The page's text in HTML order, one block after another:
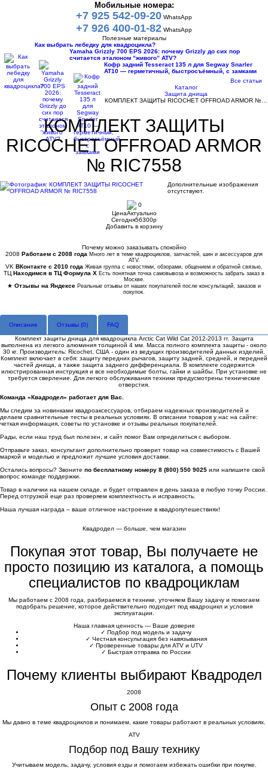
Мобильные номера:
+7 925 542-09-20 WhatsApp
+7 926 400-01-82 WhatsApp
Полезные материалы
Как выбрать лебедку для квадроцикла?
Yamaha Grizzly 700 EPS 2026: почему Grizzly до сих пор
считается эталоном “живого” ATV?
Кофр задний Tesseract 135 л для Segway Snarler
AT10 — герметичный, быстросъёмный, с замками
Все статьи
Каталог
Защита днища
КОМПЛЕКТ ЗАЩИТЫ RICOCHET OFFROAD ARMOR №…
КОМПЛЕКТ ЗАЩИТЫ
RICOCHET OFFROAD ARMOR
№ RIC7558
Дополнительные изображения
отсутствуют.
0
ЦенаАктуально
Сегодня56300p
Добавить в корзину
Почему можно заказывать спокойно
2008 Работаем с 2008 года Много лет в теме квадроциклов, запчастей, шин и аксессуаров для
ATV.
VK ВКонтакте с 2010 года Живая группа с новостями, обзорами, общением и обратной связью.
ТЦ Находимся в ТЦ Формула Х Есть понятная точка самовывоза и возможность забрать заказ в
Москве.
★ Отзывы на Яндексе Реальные отзывы от наших покупателей после консультаций, заказов и
покупок.
Описание Отзывы (0) FAQ
Комплект защиты днища для квадроцикла Arctic Cat Wild Cat 2012-2013 гг. Защита
выполнена из легкого алюминия толщиной 4 мм. Масса полного комплекта защиты - около
30 кг. Производитель: Ricochet, США - один из ведущих производителей данных изделий.
Комплект включает в себя: защиту передних рычагов, защиту задней, средней, и передней
частей днища, а также защита заднего дифференциала. В комплекте содержится
илюстрированная инструкция и все необходимые болты, гайки и шайбы. При установке не
требуется сверление. Для легкого обслуживания техники предусмотрены технические
отверстия.
Команда «Квадродел» работает для Вас.
Мы следим за новинками квадроаксессуаров, отбираем надежных производителей и
делаем сравнительные тесты в реальных условиях. В описании товаров у нас на сайте:
четкая информация, советы по установке и отзывы реальных покупателей.
Рады, если наш труд был полезен, и сайт помог Вам определиться с выбором.
Отправьте заказ, консультант дополнительно проверит товар на совместимость с Вашей
маркой и моделью и предложит лучшие условия доставки.
Остались вопросы? Звоните по бесплатному номеру 8 (800) 550 9025 или напишите свой
вопрос команде поддержки.
Товар в наличии на нашем складе, и будет отправлен в день заказа в любую точку России.
Перед отгрузкой еще раз проверяем комплектность и исправность.
Наша лучшая награда – ваше отличное настроение в квадропутешествиях!
Квадродел — больше, чем магазин
Покупая этот товар, Вы получаете не
просто позицию из каталога, а помощь
специалистов по квадроциклам
Мы работаем с 2008 года, разбираемся в технике, уточняем Вашу задачу и помогаем
подобрать решение, которое действительно подходит под квадроцикл и условия
эксплуатации.
Наша главная ценность — Ваше доверие
✓ Подбор под модель и задачу
✓ Честная консультация без навязывания
✓ Проверенные товары для ATV и UTV
✓ Быстрая отправка по России
Почему клиенты выбирают Квадродел
2008
Опыт с 2008 года
Мы давно в теме квадроциклов и понимаем, какие товары работают в реальных условиях.
ATV
Подбор под Вашу технику
Учитываем модель, задачу, условия езды и помогаем избежать ошибки при покупке.